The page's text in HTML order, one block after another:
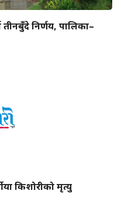
निर्णय, पालिका–
किशोरीको मृत्यु